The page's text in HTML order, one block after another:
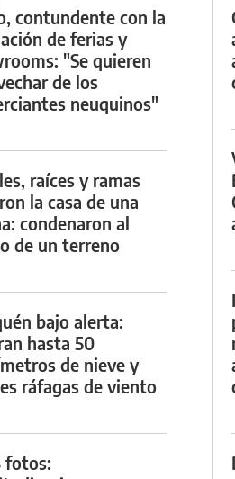
contundente con la
de ferias y
"Se quieren
de los
neuquinos"
raíces y ramas
la casa de una
condenaron al
de un terreno
bajo alerta:
hasta 50
de nieve y
ráfagas de viento
fotos: